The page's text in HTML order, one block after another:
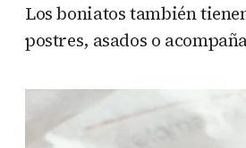
Los boniatos también
postres, asados o